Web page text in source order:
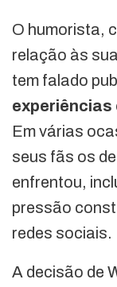
O humorista,
relação às
tem falado
experiências
Em várias
seus fãs os
enfrentou,
pressão
redes sociais.
A decisão de